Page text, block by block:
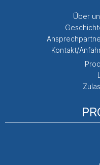
Über
Kontakt/